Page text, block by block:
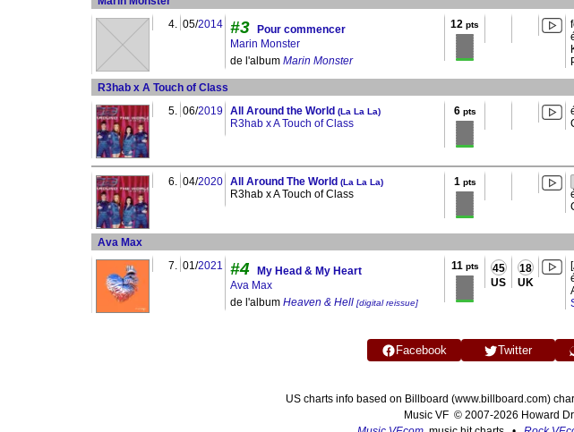
4. 05/2014 #3
Pour commencer
Marin Monster
de l'album Marin Monster
12 pts
R3hab x A Touch of Class
5. 06/2019 All Around the World (La La La)
R3hab x A Touch of Class
6pts
6. 04/2020 All Around The World (La La La)
R3hab x A Touch of Class
1 pts
Ava Max
7. 01/2021 #4
My Head & My Heart
Ava Max
de l'album Heaven & Hell [digital reissue]
11 pts 45
US
18
UK
Facebook Twitter
US charts info based on Billboard (www.billboard.com)
Music VF © 2007-2026 Howard